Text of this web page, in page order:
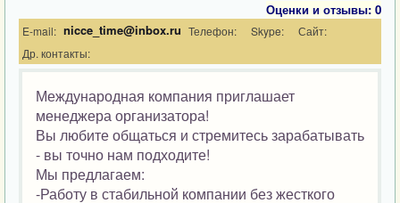
Оценки и отзывы: 0
E-mail: nicce_time@inbox.ru Телефон: Skype:
Сайт:
Др. контакты:
Международная компания приглашает
менеджера организатора!
Вы любите общаться и стремитесь зарабатывать
- вы точно нам подходите!
Мы предлагаем:
-Работу в стабильной компании без жесткого